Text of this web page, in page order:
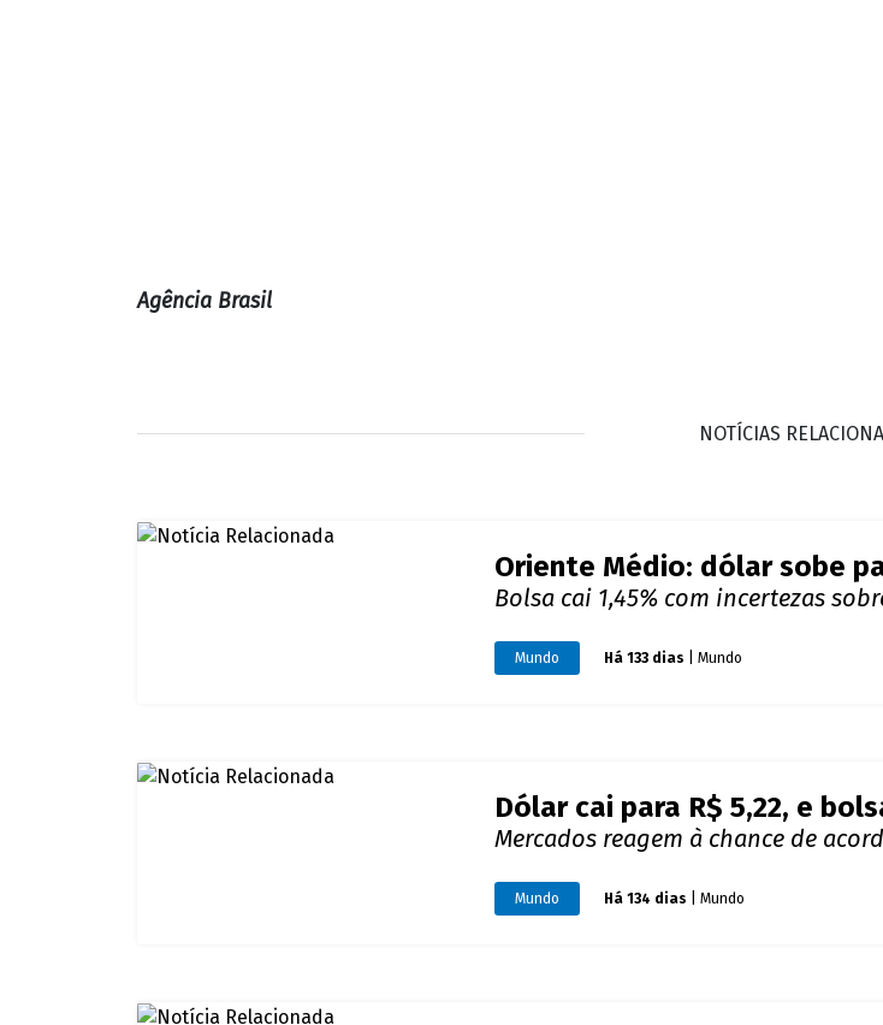
Agência Brasil
NOTÍCIAS
Oriente Médio: dólar sobe
Bolsa cai 1,45% com incertezas
Mundo Há 133 dias | Mundo
Dólar cai para R$ 5,22, e
Mercados reagem à chance de
Mundo Há 134 dias | Mundo